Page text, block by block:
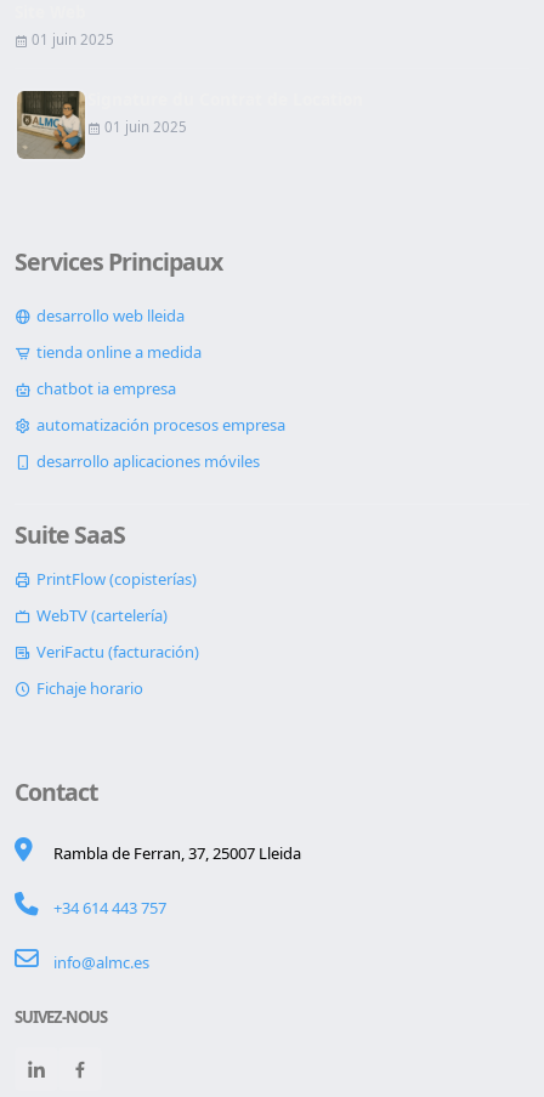
01 juin 2025
01 juin 2025
Services Principaux
desarrollo web lleida
tienda online a medida
chatbot ia empresa
automatización procesos empresa
desarrollo aplicaciones móviles
Suite SaaS
PrintFlow (copisterías)
WebTV (cartelería)
VeriFactu (facturación)
Fichaje horario
Contact
Rambla de Ferran, 37, 25007 Lleida
+34 614 443 757
info@almc.es
SUIVEZ-NOUS